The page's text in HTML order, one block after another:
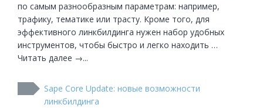
по самым разнообразным параметрам: например,
трафику, тематике или трасту. Кроме того, для
эффективного линкбилдинга нужен набор удобных
инструментов, чтобы быстро и легко находить …
Читать далее →...
Sape Core Update: новые возможности
линкбилдинга